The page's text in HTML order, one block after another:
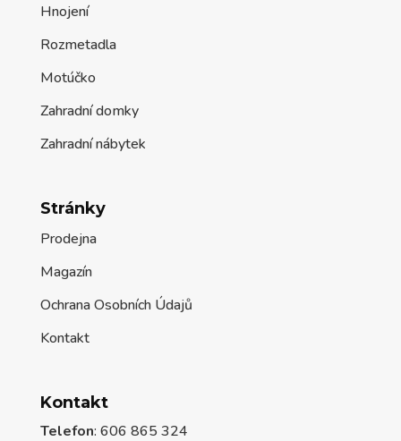
Hnojení
Rozmetadla
Motúčko
Zahradní domky
Zahradní nábytek
Stránky
Prodejna
Magazín
Ochrana Osobních Údajů
Kontakt
Kontakt
Telefon: 606 865 324